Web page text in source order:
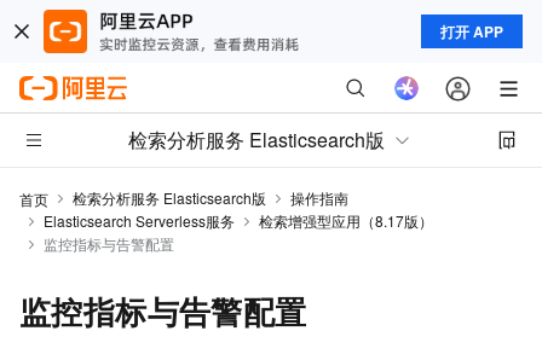
打开 APP
检索分析服务 Elasticsearch版
首页 检索分析服务 Elasticsearch版
操作指南
Elasticsearch Serverless服务
检索增强型应用（8.17版）
监控指标与告警配置
监控指标与告警配置